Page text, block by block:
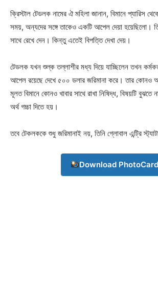
ক্রিস্টাল টেডলক নামের ঐ মহিলা জানান, বিমানে প্যারিস
সময়, অন্যদের সঙ্গে তাকেও একটি আপেল দেয়া হয়েছিলো।
সাথে রেখে দেন। কিন্তু এতেই বিপত্তি দেখা দেয়।
টেডলক যখন শুল্ক তল্লাশীর মধ্য দিয়ে যাচ্ছিলেন তখন
আপেল রয়েছে দেখে ৫০০ ডলার জরিমানা করে। তার কোনও
মূলত বিমানে কোনও খাবার সাথে রাখা নিষিদ্ধ, বিষয়টি
অর্থ গচ্চা দিতে হয়।
তবে টেকলককে শুধু জরিমানাই নয়, তিনি গ্লোবাল এন্ট্রি
Download PhotoCard